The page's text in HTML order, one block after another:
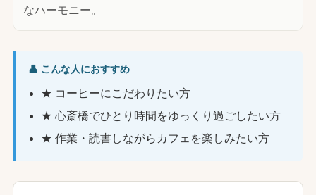
なハーモニー。
👤 こんな人におすすめ
★ コーヒーにこだわりたい方
★ 心斎橋でひとり時間をゆっくり過ごしたい方
★ 作業・読書しながらカフェを楽しみたい方